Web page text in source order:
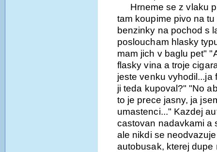
Hrneme se z vlaku
tam koupime pivo na
benzinky na pochod s
posloucham hlasky
mam jich v baglu pet"
flasky vina a troje
jeste venku vyhodil...ja
ji teda kupoval?" "No
to je prece jasny, ja
umastenci..." Kazdej
castovan nadavkami a
ale nikdi se
autobusak, kterej